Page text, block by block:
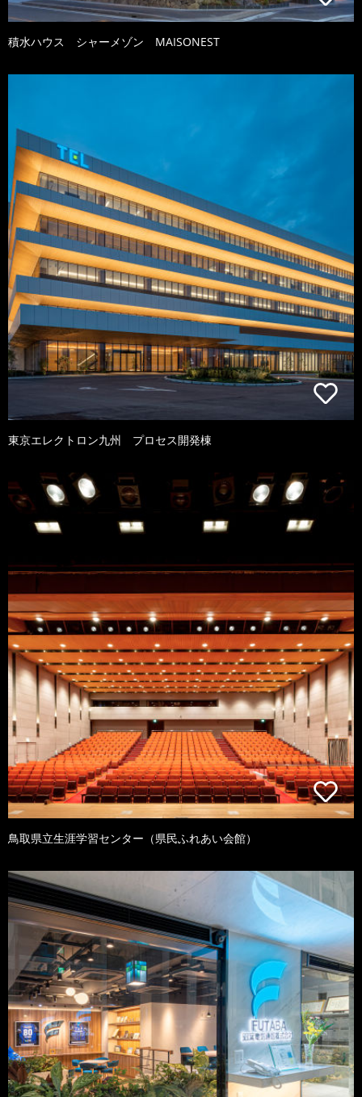
積水ハウス シャーメゾン MAISONEST
東京エレクトロン九州 プロセス開発棟
鳥取県立生涯学習センター（県民ふれあい会館）